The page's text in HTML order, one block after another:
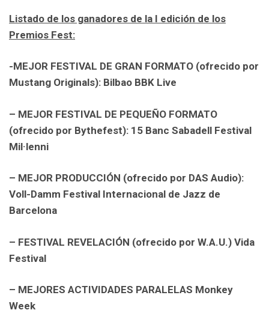
Listado de los ganadores de la I edición de los
Premios Fest:
-MEJOR FESTIVAL DE GRAN FORMATO (ofrecido por
Mustang Originals): Bilbao BBK Live
– MEJOR FESTIVAL DE PEQUEÑO FORMATO
(ofrecido por Bythefest): 15 Banc Sabadell Festival
Mil·lenni
– MEJOR PRODUCCIÓN (ofrecido por DAS Audio):
Voll-Damm Festival Internacional de Jazz de
Barcelona
– FESTIVAL REVELACIÓN (ofrecido por W.A.U.) Vida
Festival
– MEJORES ACTIVIDADES PARALELAS Monkey
Week